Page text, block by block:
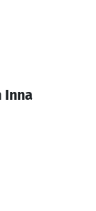
Inna